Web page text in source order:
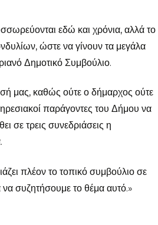
εδώ και χρόνια, αλλά το
ώστε να γίνουν τα μεγάλα
Δημοτικό Συμβούλιο.
μας, καθώς ούτε ο δήμαρχος ούτε
παράγοντες του Δήμου να
σε τρεις συνεδριάσεις η
πλέον το τοπικό συμβούλιο σε
να συζητήσουμε το θέμα αυτό.»